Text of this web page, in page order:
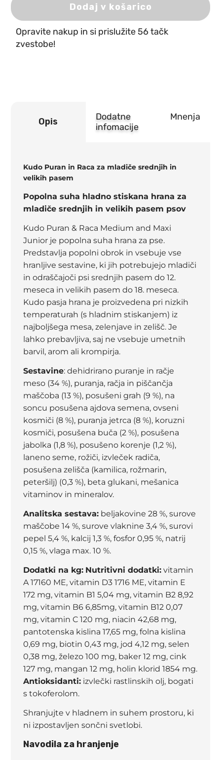
Raca
za
mladiče
srednjih
velikih
Dodaj v košarico
Opravite nakup in si prislužite 56 tačk
zvestobe!
Opis
Dodatne
infomacije
Mnenja
Kudo Puran in Raca za mladiče srednjih in
velikih pasem
Popolna suha hladno stiskana hrana za
mladiče srednjih in velikih pasem psov
Kudo Puran & Raca Medium and Maxi
Junior je popolna suha hrana za pse.
Predstavlja popolni obrok in vsebuje vse
hranljive sestavine, ki jih potrebujejo mladiči
in odraščajoči psi srednjih pasem do 12.
meseca in velikih pasem do 18. meseca.
Kudo pasja hrana je proizvedena pri nizkih
temperaturah (s hladnim stiskanjem) iz
najboljšega mesa, zelenjave in zelišč. Je
lahko prebavljiva, saj ne vsebuje umetnih
barvil, arom ali krompirja.
Sestavine: dehidrirano puranje in račje
meso (34 %), puranja, račja in piščančja
maščoba (13 %), posušeni grah (9 %), na
soncu posušena ajdova semena, ovseni
kosmiči (8 %), puranja jetrca (8 %), koruzni
kosmiči, posušena buča (2 %), posušena
jabolka (1,8 %), posušeno korenje (1,2 %),
laneno seme, rožiči, izvleček radiča,
posušena zelišča (kamilica, rožmarin,
peteršilj) (0,3 %), beta glukani, mešanica
vitaminov in mineralov.
Analitska sestava: beljakovine 28 %, surove
maščobe 14 %, surove vlaknine 3,4 %, surovi
pepel 5,4 %, kalcij 1,3 %, fosfor 0,95 %, natrij
0,15 %, vlaga max. 10 %.
Dodatki na kg: Nutritivni dodatki: vitamin
A 17160 ME, vitamin D3 1716 ME, vitamin E
172 mg, vitamin B1 5,04 mg, vitamin B2 8,92
mg, vitamin B6 6,85mg, vitamin B12 0,07
mg, vitamin C 120 mg, niacin 42,68 mg,
pantotenska kislina 17,65 mg, folna kislina
0,69 mg, biotin 0,43 mg, jod 4,12 mg, selen
0,38 mg, železo 100 mg, baker 12 mg, cink
127 mg, mangan 12 mg, holin klorid 1854 mg.
Antioksidanti: izvlečki rastlinskih olj, bogati
s tokoferolom.
Shranjujte v hladnem in suhem prostoru, ki
ni izpostavljen sončni svetlobi.
Navodila za hranjenje